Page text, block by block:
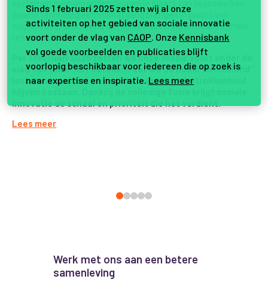
systemen mensen ondersteunen in plaats van tegenwerken,
waarin technologieën vooruitgang brengen in plaats van
ongelijkheid. Ons doel is om kennis, ervaring en beleid samen
te laten komen.
Per 1 februari 2025 zetten we onze missie voort onder de
vlag van CAOP. Dit betekent dat we de naam ‘Kennisland’
loslaten, maar dat onze visie, aanpak en betrokkenheid
Lees meer
Werk met ons aan een betere
samenleving
Sinds 1 februari 2025 zetten wij al onze
activiteiten op het gebied van sociale innovatie
voort onder de vlag van CAOP. Onze Kennisbank
vol goede voorbeelden en publicaties blijft
voorlopig beschikbaar voor iedereen die op zoek is
naar expertise en inspiratie. Lees meer